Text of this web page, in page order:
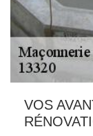
VOS